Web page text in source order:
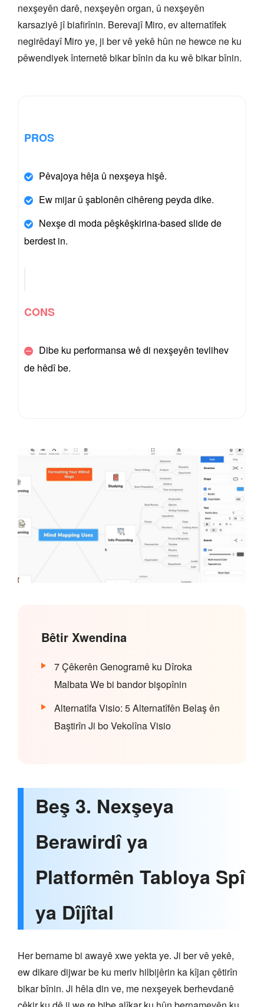
nexşeyên darê, nexşeyên organ, û nexşeyên
karsaziyê jî biafirînin. Berevajî Miro, ev alternatîfek
negirêdayî Miro ye, ji ber vê yekê hûn ne hewce ne ku
pêwendiyek înternetê bikar bînin da ku wê bikar bînin.
PROS
Pêvajoya hêja û nexşeya hişê.
Ew mijar û şablonên cihêreng peyda dike.
Nexşe di moda pêşkêşkirina-based slide de
berdest in.
CONS
Dibe ku performansa wê di nexşeyên tevlihev
de hêdî be.
Bêtir Xwendina
7 Çêkerên Genogramê ku Dîroka
Malbata We bi bandor bişopînin
Alternatîfa Visio: 5 Alternatîfên Belaş ên
Baştirîn Ji bo Vekolîna Visio
Beş 3. Nexşeya
Berawirdî ya
Platformên Tabloya Spî
ya Dîjîtal
Her bername bi awayê xwe yekta ye. Ji ber vê yekê,
ew dikare dijwar be ku meriv hilbijêrin ka kîjan çêtirîn
bikar bînin. Ji hêla din ve, me nexşeyek berhevdanê